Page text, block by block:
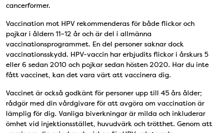
cancerformer.
Vaccination mot HPV rekommenderas för både flickor och
pojkar i åldern 11–12 år och är del i allmänna
vaccinationsprogrammet. En del personer saknar dock
vaccinationsskydd. HPV-vaccin har erbjudits flickor i årskurs 5
eller 6 sedan 2010 och pojkar sedan hösten 2020. Har du inte
fått vaccinet, kan det vara värt att vaccinera dig.
Vaccinet är också godkänt för personer upp till 45 års ålder;
rådgör med din vårdgivare för att avgöra om vaccination är
lämplig för dig. Vanliga biverkningar är milda och inkluderar
ömhet vid injektionsstället, huvudvärk och trötthet. Genom att